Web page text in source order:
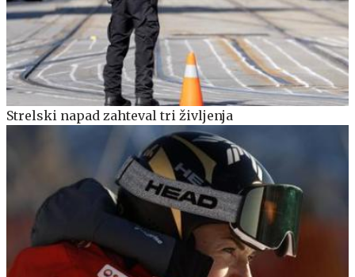
Strelski napad zahteval tri življenja